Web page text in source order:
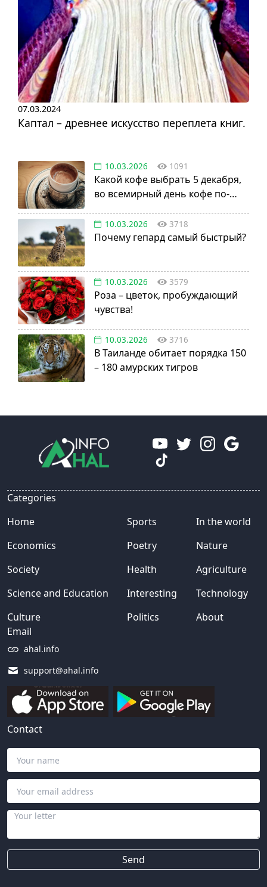
07.03.2024
Каптал – древнее искусство переплета книг.
10.03.2026 1091
Какой кофе выбрать 5 декабря,
во всемирный день кофе по-
10.03.2026 3718
Почему гепард самый быстрый?
10.03.2026 3579
Роза – цветок, пробуждающий
чувства!
10.03.2026 3716
В Таиланде обитает порядка 150
– 180 амурских тигров
Email
ahal.info
support@ahal.info
Categories
Home
Economics
Society
Science and Education
Culture
Sports
Poetry
Health
Interesting
Politics
In the world
Nature
Agriculture
Technology
About
Contact
Send